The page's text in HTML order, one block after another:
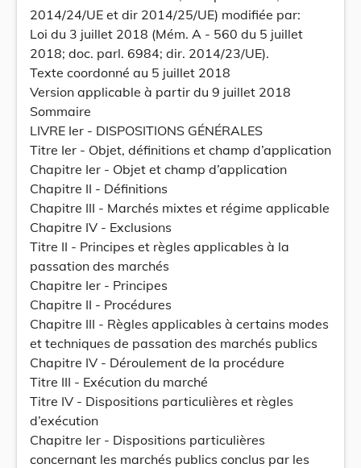
2014/24/UE et dir 2014/25/UE) modifiée par:
Loi du 3 juillet 2018 (Mém. A - 560 du 5 juillet
2018; doc. parl. 6984; dir. 2014/23/UE).
Texte coordonné au 5 juillet 2018
Version applicable à partir du 9 juillet 2018
Sommaire
LIVRE Ier - DISPOSITIONS GÉNÉRALES
Titre Ier - Objet, définitions et champ d’application
Chapitre Ier - Objet et champ d’application
Chapitre II - Définitions
Chapitre III - Marchés mixtes et régime applicable
Chapitre IV - Exclusions
Titre II - Principes et règles applicables à la
passation des marchés
Chapitre Ier - Principes
Chapitre II - Procédures
Chapitre III - Règles applicables à certains modes
et techniques de passation des marchés publics
Chapitre IV - Déroulement de la procédure
Titre III - Exécution du marché
Titre IV - Dispositions particulières et règles
d’exécution
Chapitre Ier - Dispositions particulières
concernant les marchés publics conclus par les